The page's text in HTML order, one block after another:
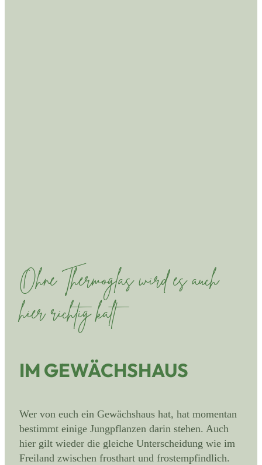
Ohne Thermoglas wird es auch
hier richtig kalt
IM GEWÄCHSHAUS
Wer von euch ein Gewächshaus hat, hat momentan
bestimmt einige Jungpflanzen darin stehen. Auch
hier gilt wieder die gleiche Unterscheidung wie im
Freiland zwischen frosthart und frostempfindlich.